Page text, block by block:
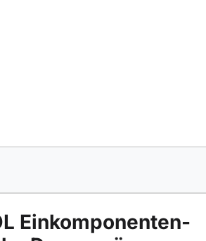
Einkomponenten-